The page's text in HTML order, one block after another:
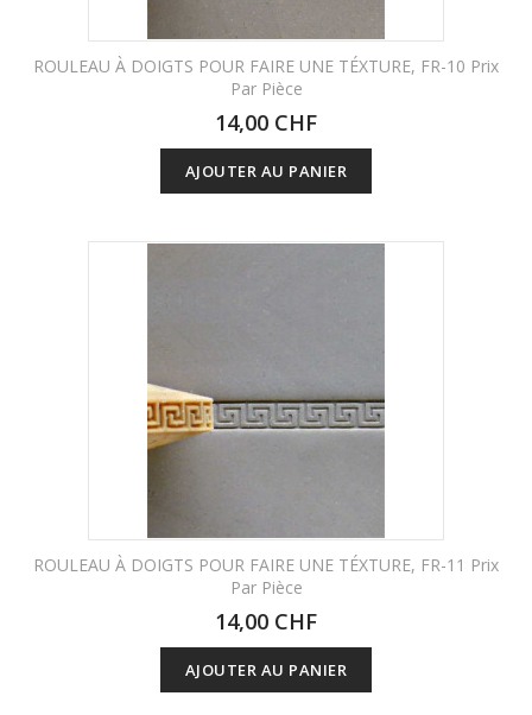
ROULEAU À DOIGTS POUR FAIRE UNE TÉXTURE, FR-10 Prix
Par Pièce
14,00 CHF
AJOUTER AU PANIER
ROULEAU À DOIGTS POUR FAIRE UNE TÉXTURE, FR-11 Prix
Par Pièce
14,00 CHF
AJOUTER AU PANIER